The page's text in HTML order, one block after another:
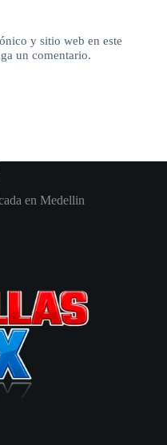
y sitio web en este
un comentario.
en Medellin